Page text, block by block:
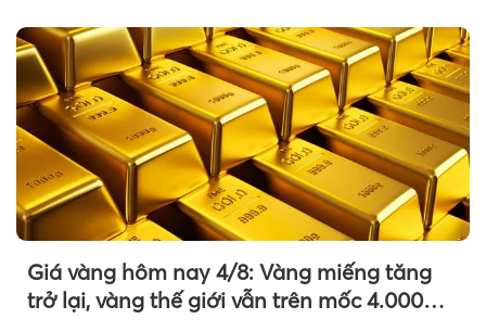
Giá vàng hôm nay 4/8: Vàng miếng tăng
trở lại, vàng thế giới vẫn trên mốc 4.000